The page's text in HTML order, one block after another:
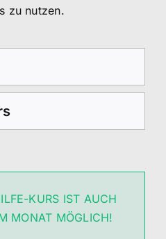
zu nutzen.
KURS IST AUCH
MONAT MÖGLICH!